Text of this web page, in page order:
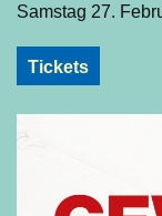
Samstag 27.
Tickets